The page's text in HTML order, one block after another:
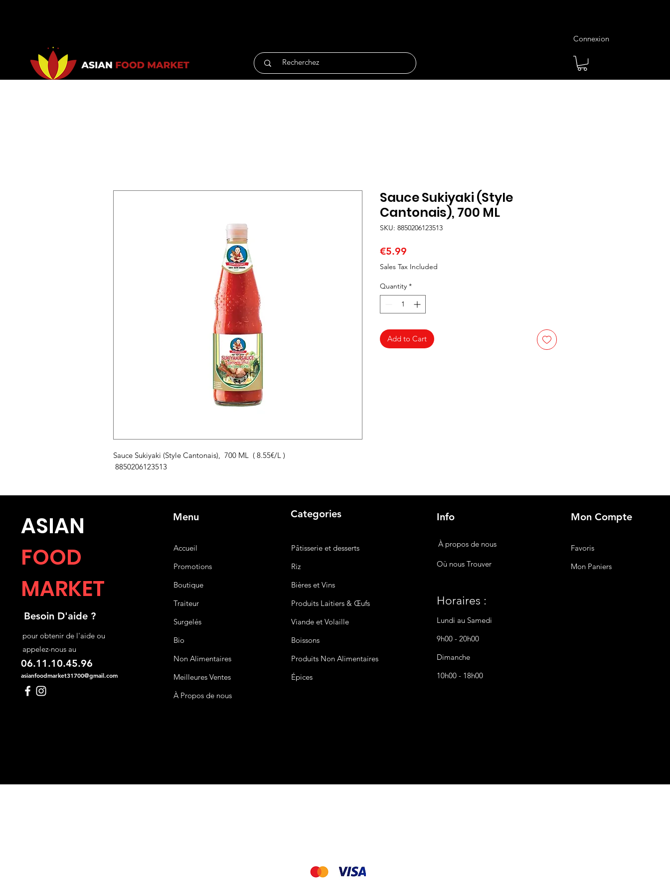
Connexion
Sauce Sukiyaki (Style Cantonais), 700 ML ( 8.55€/L )
8850206123513
Sauce Sukiyaki (Style
Cantonais), 700 ML
SKU: 8850206123513
€5.99
Sales Tax Included
Quantity *
Add to Cart
ASIAN
FOOD
MARKET
Besoin D'aide ?
pour obtenir de l'aide ou
appelez-nous au
06.11.10.45.96
asianfoodmarket31700@gmail.com
Menu
Accueil
Promotions
Boutique
Traiteur
Surgelés
Bio
Non Alimentaires
Meilleures Ventes
À Propos de nous
Categories
Pâtisserie et desserts
Riz
Bièreset Vins
Produits Laitiers & Œufs
Viande et Volaille
Boissons
Produits Non Alimentaires
Épices
Info
Où nous Trouver
Horaires :
Lundi au Samedi
9h00 - 20h00
Dimanche
10h00 - 18h00
À propos de nous
Mon Compte
Favoris
Mon Paniers